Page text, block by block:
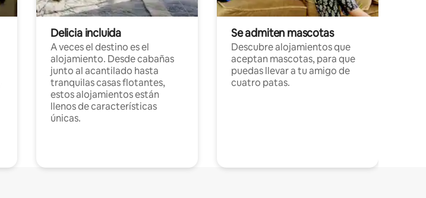
Delicia incluida
A veces el destino es el
alojamiento. Desde cabañas
junto al acantilado hasta
tranquilas casas flotantes,
estos alojamientos están
llenos de características
únicas.
Se admiten mascotas
Descubre alojamientos que
aceptan mascotas, para que
puedas llevar a tu amigo de
cuatro patas.